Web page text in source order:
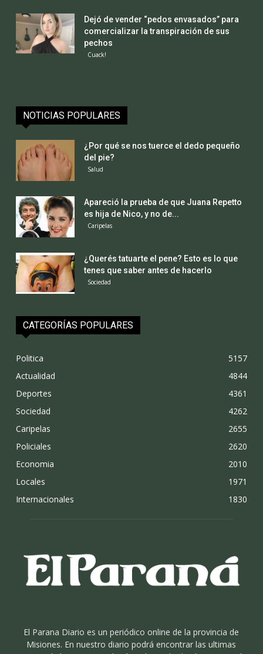
Dejó de vender “pedos envasados” para
comercializar la transpiración de sus
pechos
Cuack!
NOTICIAS POPULARES
¿Por qué se nos tuerce el dedo pequeño
del pie?
Salud
Apareció la prueba de que Juana Repetto
es hija de Nico, y no de...
Caripelas
¿Querés tatuarte el pene? Esto es lo que
tenes que saber antes de hacerlo
Sociedad
CATEGORÍAS POPULARES
Politica
5157
Actualidad
4844
Deportes
4361
Sociedad
4262
Caripelas
2655
Policiales
2620
Economia
2010
Locales
1971
Internacionales
1830
El Parana Diario es un periódico online de la provincia de
Misiones. En nuestro diario podrá encontrar las ultimas